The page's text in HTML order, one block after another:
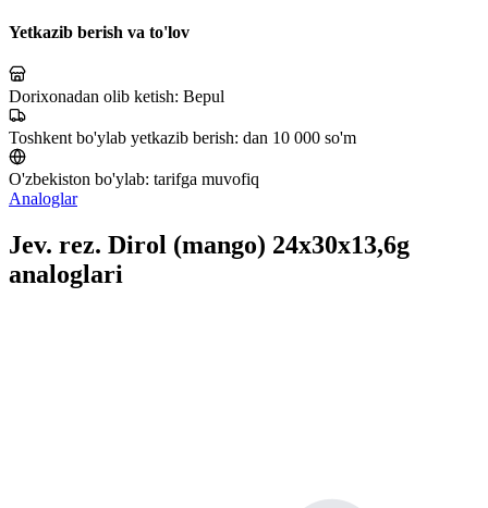
Yetkazib berish va to'lov
Dorixonadan olib ketish: Bepul
Toshkent bo'ylab yetkazib berish: dan 10 000 so'm
O'zbekiston bo'ylab: tarifga muvofiq
Analoglar
Jev. rez. Dirol (mango) 24x30x13,6g
analoglari